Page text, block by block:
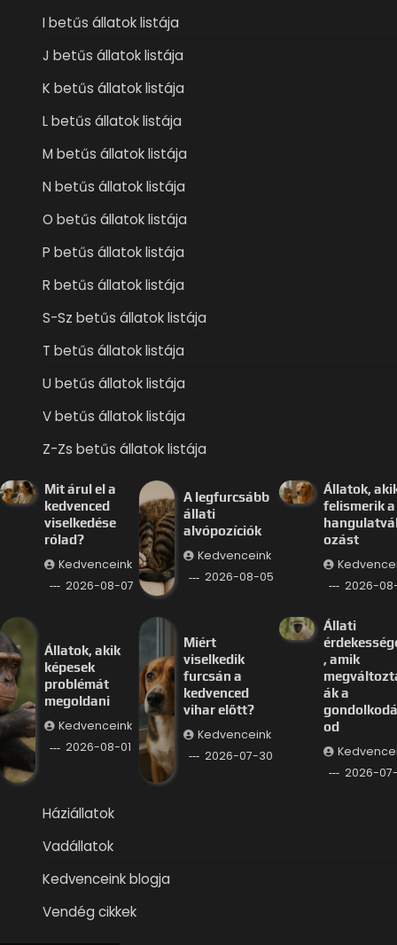
I betűs állatok listája
J betűs állatok listája
K betűs állatok listája
L betűs állatok listája
M betűs állatok listája
N betűs állatok listája
O betűs állatok listája
P betűs állatok listája
R betűs állatok listája
S-Sz betűs állatok listája
T betűs állatok listája
U betűs állatok listája
V betűs állatok listája
Z-Zs betűs állatok listája
Mit árul el a
kedvenced
viselkedése
rólad?
Kedvenceink
2026-08-07
A legfurcsább
állati
alvópozíciók
Kedvenceink
2026-08-05
Állatok,
felismerik a
ozást
2026-
Állatok, akik
képesek
problémát
megoldani
Kedvenceink
2026-08-01
Miért
viselkedik
furcsán a
kedvenced
vihar előtt?
Kedvenceink
2026-07-30
Állati
, amik
ák a
od
2026-
Háziállatok
Vadállatok
Kedvenceink blogja
Vendég cikkek